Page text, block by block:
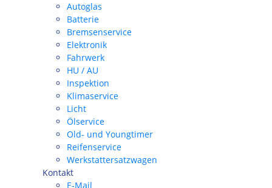
Autoglas
Batterie
Bremsenservice
Elektronik
Fahrwerk
HU / AU
Inspektion
Klimaservice
Licht
Ölservice
Old- und Youngtimer
Reifenservice
Werkstattersatzwagen
Kontakt
E-Mail